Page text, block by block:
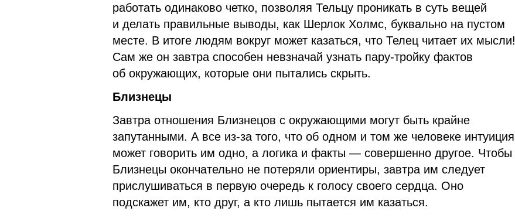
работать одинаково четко, позволяя Тельцу проникать в суть вещей
и делать правильные выводы, как Шерлок Холмс, буквально на пустом
месте. В итоге людям вокруг может казаться, что Телец читает их мысли!
Сам же он завтра способен невзначай узнать пару-тройку фактов
об окружающих, которые они пытались скрыть.
Близнецы
Завтра отношения Близнецов с окружающими могут быть крайне
запутанными. А все из-за того, что об одном и том же человеке интуиция
может говорить им одно, а логика и факты — совершенно другое. Чтобы
Близнецы окончательно не потеряли ориентиры, завтра им следует
прислушиваться в первую очередь к голосу своего сердца. Оно
подскажет им, кто друг, а кто лишь пытается им казаться.